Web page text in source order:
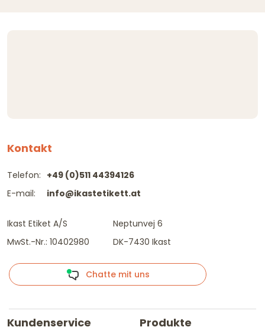
Kontakt
Telefon:
E-mail:
+49 (0)511 44394126
info@ikastetikett.at
Ikast Etiket A/S
MwSt.-Nr.: 10402980
Neptunvej 6
DK-7430 Ikast
Chatte mit uns
Kundenservice Produkte